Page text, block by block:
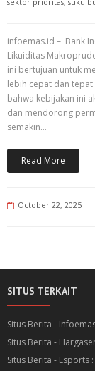
infoemas.id – Bank
Likuiditas
ini bertujuan untuk
lebih cepat dan tepat
bahwa kebijakan ini
dan mendorong
semakin…
Read More
October 22, 2025
SITUS TERKAIT
Situs Berita -
Situs Berita -
Situs Berita - Esports :